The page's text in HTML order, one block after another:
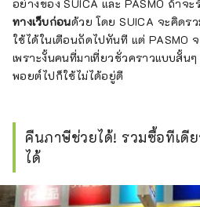
อย่างของ SUICA และ PASMO ถ้าจ
ทางเว็บก่อนด้วย โดย SUICA จะคิดร
ใช้ได้ในเดือนถัดไปทันที แต่ PASMO
เพราะงั้นคนที่มาเที่ยวชั่วคราวแบบสั้น
พอยต์ไปก็ใช้ไม่ได้อยู่ดี
คืนภาษีช่วยได้! รวมซื้อทีเดี
ได้